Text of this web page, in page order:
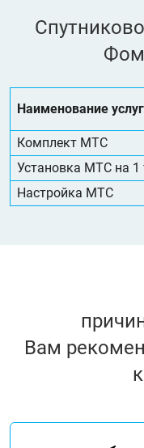
Наименование
Комплект МТС
Установка МТС на 1
Настройка МТС
Вам